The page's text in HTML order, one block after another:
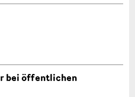
für die Kontaktpersonen
bei öffentlichen